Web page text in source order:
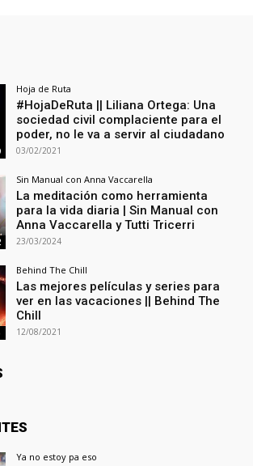
Hoja de Ruta
#HojaDeRuta || Liliana Ortega: Una
sociedad civil complaciente para el
poder, no le va a servir al ciudadano
03/02/2021
Sin Manual con Anna Vaccarella
La meditación como herramienta
para la vida diaria | Sin Manual con
Anna Vaccarella y Tutti Tricerri
23/03/2024
Behind The Chill
Las mejores películas y series para
ver en las vacaciones || Behind The
Chill
12/08/2021
Ya no estoy pa eso